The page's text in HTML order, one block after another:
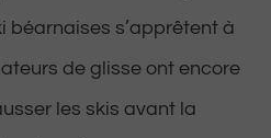
béarnaises s’apprêtent à
de glisse ont encore
les skis avant la